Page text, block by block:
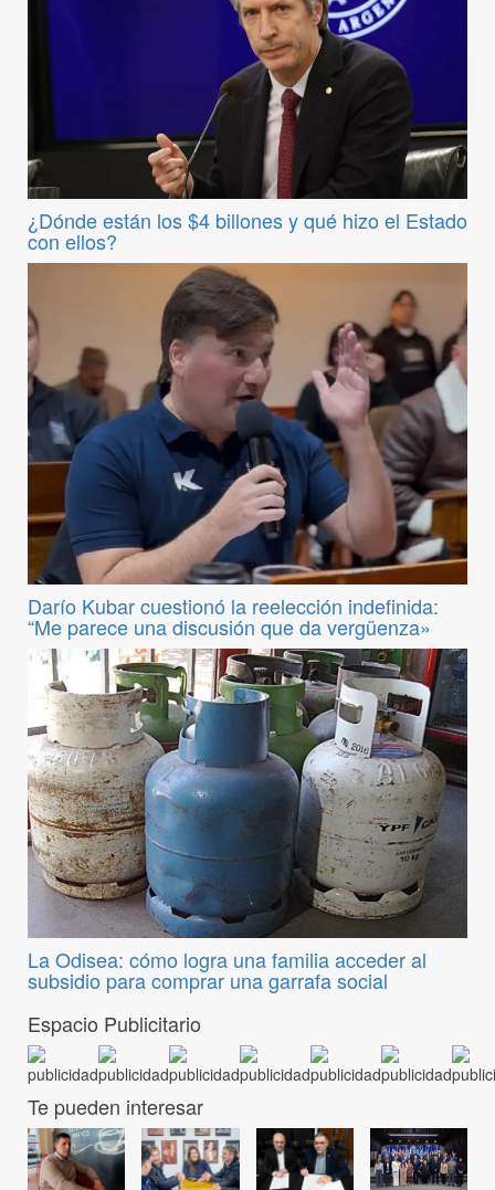
¿Dónde están los $4 billones y qué hizo el Estado
con ellos?
Darío Kubar cuestionó la reelección indefinida:
“Me parece una discusión que da vergüenza»
La Odisea: cómo logra una familia acceder al
subsidio para comprar una garrafa social
Espacio Publicitario
Te pueden interesar